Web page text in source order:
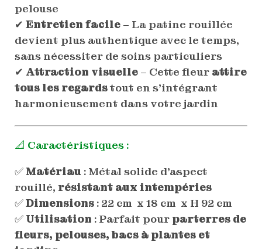
pelouse
✔ Entretien facile– La patine rouillée
devient plus authentique avec le temps,
sans nécessiter de soins particuliers
✔ Attraction visuelle– Cette fleur attire
tous les regardstout en s’intégrant
harmonieusement dans votre jardin
📐 Caractéristiques :
✅ Matériau : Métal solide d’aspect
rouillé, résistant aux intempéries
✅Dimensions: 22 cm x 18 cm x H 92 cm
✅ Utilisation : Parfait pour parterres de
fleurs, pelouses, bacs à plantes et